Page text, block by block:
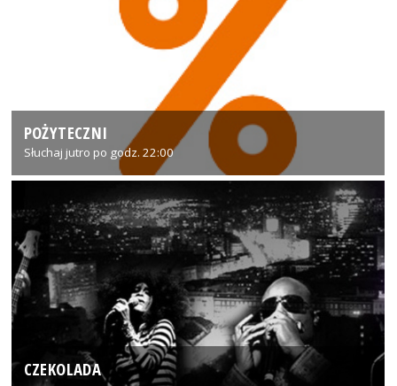
POŻYTECZNI
Słuchaj jutro po godz. 22:00
CZEKOLADA